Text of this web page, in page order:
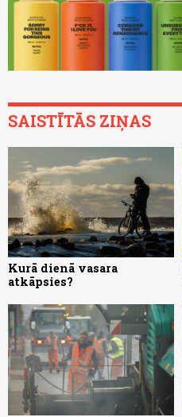
SAISTĪTĀS ZIŅAS
Kurā dienā vasara
atkāpsies?